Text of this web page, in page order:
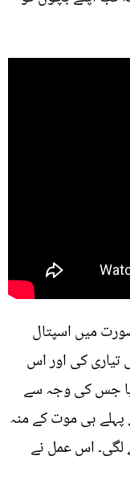
میں اسپتال
کی اور اس
جس کی وجہ سے
پہلے ہی موت کے منہ
لگی۔ اس عمل نے